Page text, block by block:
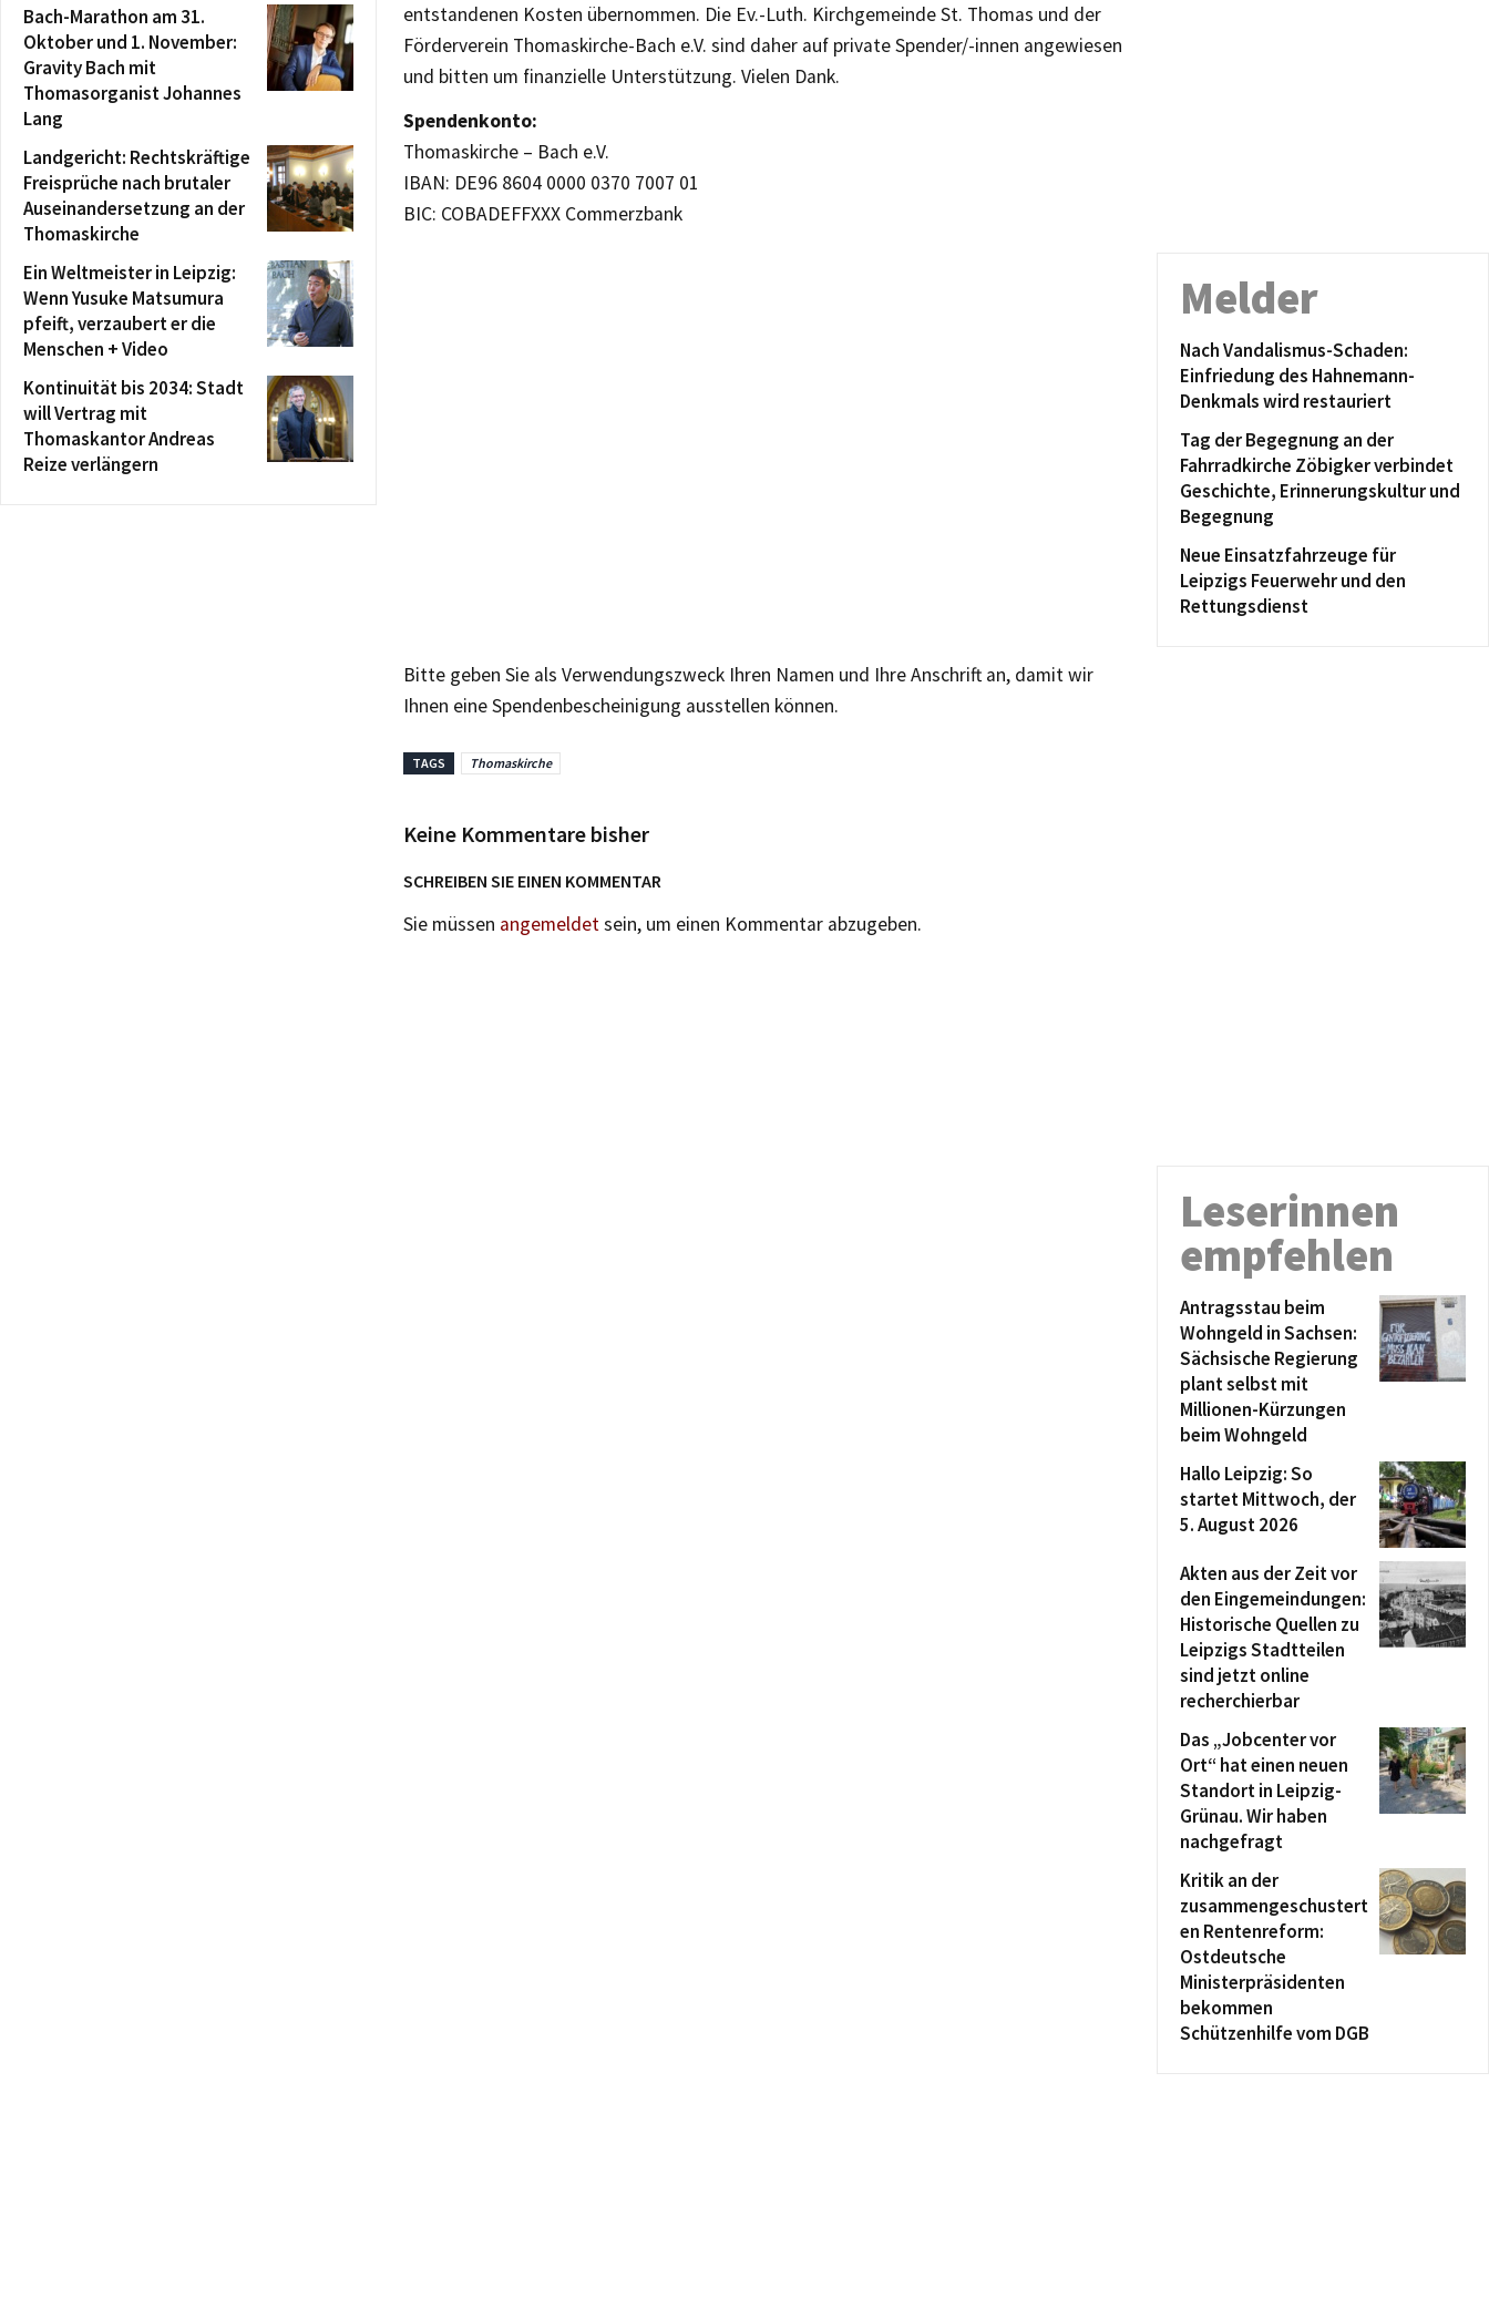
entstandenen Kosten übernommen. Die Ev.-Luth. Kirchgemeinde St. Thomas und der
Förderverein Thomaskirche-Bach e.V. sind daher auf private Spender/-innen angewiesen
und bitten um finanzielle Unterstützung. Vielen Dank.
Spendenkonto:
Thomaskirche – Bach e.V.
IBAN: DE96 8604 0000 0370 7007 01
BIC: COBADEFFXXX Commerzbank
Bitte geben Sie als Verwendungszweck Ihren Namen und Ihre Anschrift an, damit wir
Ihnen eine Spendenbescheinigung ausstellen können.
TAGS Thomaskirche
Keine Kommentare bisher
SCHREIBEN SIE EINEN KOMMENTAR
Sie müssen angemeldetsein, um einen Kommentar abzugeben.
Bach-Marathon am 31.
Oktober und 1. November:
Gravity Bach mit
Thomasorganist Johannes
Lang
Landgericht: Rechtskräftige
Freisprüche nach brutaler
Auseinandersetzung an der
Thomaskirche
Ein Weltmeister in Leipzig:
Wenn Yusuke Matsumura
pfeift, verzaubert er die
Menschen + Video
Kontinuität bis 2034: Stadt
will Vertrag mit
Thomaskantor Andreas
Reize verlängern
Melder
Nach Vandalismus-Schaden:
Einfriedung des Hahnemann-
Denkmals wird restauriert
Tag der Begegnung an der
Fahrradkirche Zöbigker verbindet
Geschichte, Erinnerungskultur und
Begegnung
Neue Einsatzfahrzeuge für
Leipzigs Feuerwehr und den
Rettungsdienst
Leserinnen
empfehlen
Antragsstau beim
Wohngeld in Sachsen:
Sächsische Regierung
plant selbst mit
Millionen-Kürzungen
beim Wohngeld
Hallo Leipzig: So
startet Mittwoch, der
5. August 2026
Akten aus der Zeit vor
den Eingemeindungen:
Historische Quellen zu
Leipzigs Stadtteilen
sind jetzt online
recherchierbar
Das „Jobcenter vor
Ort“ hat einen neuen
Standort in Leipzig-
Grünau. Wir haben
nachgefragt
Kritik an der
zusammengeschustert
en Rentenreform:
Ostdeutsche
Ministerpräsidenten
bekommen
Schützenhilfe vom DGB